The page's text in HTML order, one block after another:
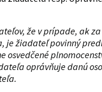
že v prípade, ak
je žiadateľ povinný
osvedčené
oprávňuje danú